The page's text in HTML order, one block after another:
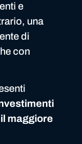
e
una
di
con
maggiore